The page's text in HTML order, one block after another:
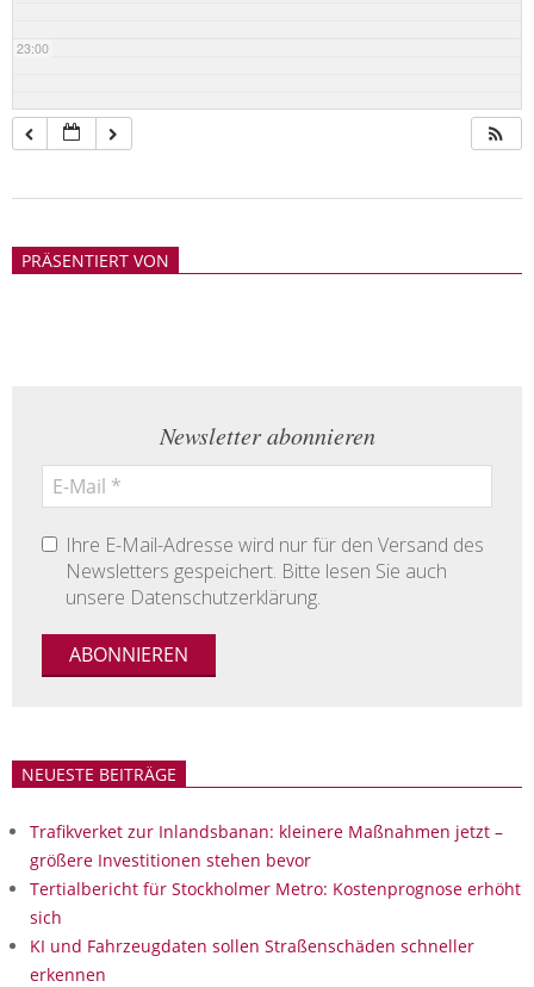
23:00
21PRÄSENTIERT VON
Newsletter abonnieren
Ihre E-Mail-Adresse wird nur für den Versand des
Newsletters gespeichert. Bitte lesen Sie auch
unsere Datenschutzerklärung.
NEUESTE BEITRÄGE
Trafikverket zur Inlandsbanan: kleinere Maßnahmen jetzt –
größere Investitionen stehen bevor
Tertialbericht für Stockholmer Metro: Kostenprognose erhöht
sich
KI und Fahrzeugdaten sollen Straßenschäden schneller
erkennen